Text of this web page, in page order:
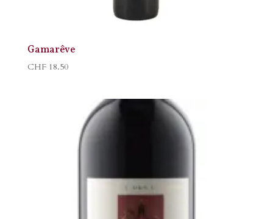
Gamarêve
CHF18.50